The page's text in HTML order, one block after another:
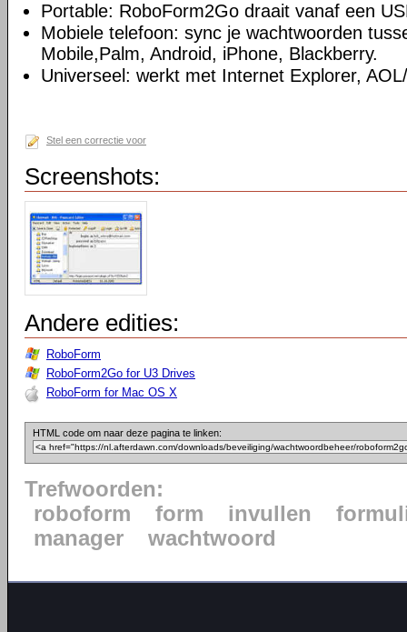
Portable: RoboForm2Go draait vanaf een
Mobiele telefoon: sync je wachtwoorden
Mobile,Palm, Android, iPhone, Blackberry.
Universeel: werkt met Internet Explorer,
Stel een correctie voor
Screenshots:
Andere edities:
RoboForm
RoboForm2Go for U3 Drives
RoboForm for Mac OS X
HTML code om naar deze pagina te linken:
Trefwoorden:
roboform
form invullen
manager
wachtwoord